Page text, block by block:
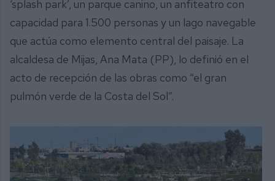
‘splash park’, un parque canino, un anfiteatro con
capacidad para 1.500 personas y un lago navegable
que actúa como elemento central del paisaje. La
alcaldesa de Mijas, Ana Mata (PP), lo definió en el
acto de recepción de las obras como “el gran
pulmón verde de la Costa del Sol”.